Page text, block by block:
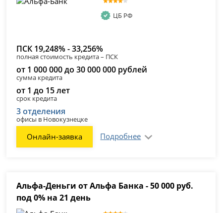
ЦБ РФ
ПСК 19,248% - 33,256%
полная стоимость кредита – ПСК
от 1 000 000 до 30 000 000 рублей
сумма кредита
от 1 до 15 лет
срок кредита
3 отделения
офисы в Новокузнецке
Онлайн-заявка Подробнее
Альфа-Деньги от Альфа Банка - 50 000 руб.
под 0% на 21 день